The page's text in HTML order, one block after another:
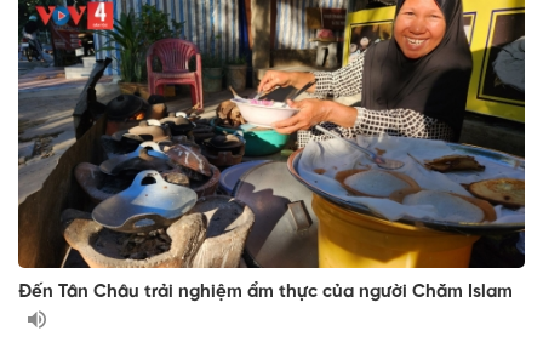
Đến Tân Châu trải nghiệm ẩm thực của người Chăm Islam